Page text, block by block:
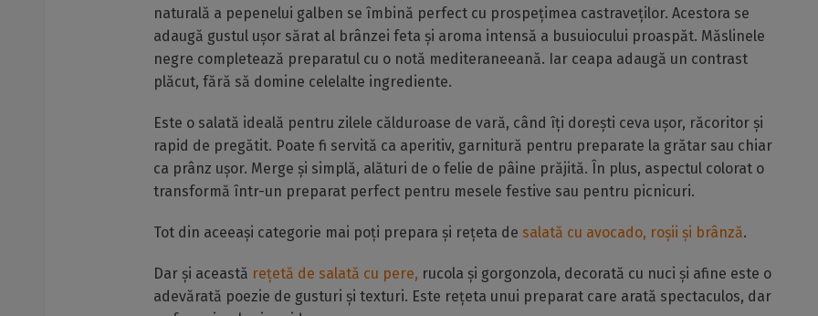
naturală a pepenelui galben se îmbină perfect cu prospețimea castraveților. Acestora se
adaugă gustul ușor sărat al brânzei feta și aroma intensă a busuiocului proaspăt. Măslinele
negre completează preparatul cu o notă mediteraneeană. Iar ceapa adaugă un contrast
plăcut, fără să domine celelalte ingrediente.
Este o salată ideală pentru zilele călduroase de vară, când îți dorești ceva ușor, răcoritor și
rapid de pregătit. Poate fi servită ca aperitiv, garnitură pentru preparate la grătar sau chiar
ca prânz ușor. Merge și simplă, alături de o felie de pâine prăjită. În plus, aspectul colorat o
transformă într-un preparat perfect pentru mesele festive sau pentru picnicuri.
Tot din aceeași categorie mai poți prepara și rețeta de salată cu avocado, roșii și brânză.
Dar și această rețetă de salată cu pere, rucola și gorgonzola, decorată cu nuci și afine este o
adevărată poezie de gusturi și texturi. Este rețeta unui preparat care arată spectaculos, dar